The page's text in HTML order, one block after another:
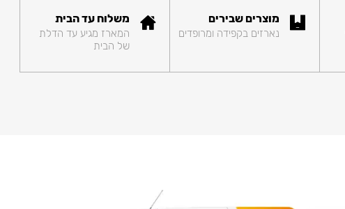
מוצרים שבירים
נארזים בקפידה ומרופדים
משלוח עד הבית
המארז מגיע עד הדלת
של הבית